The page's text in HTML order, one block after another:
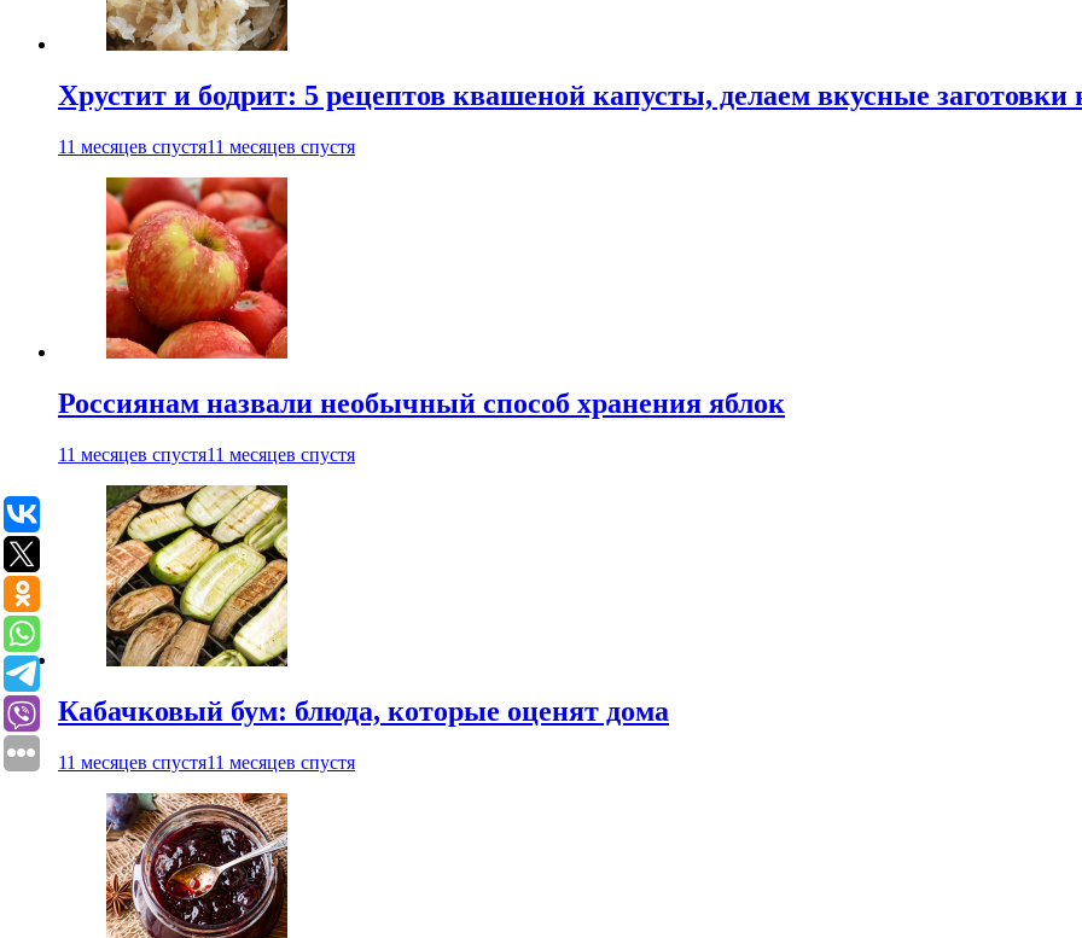
Хрустит и бодрит: 5 рецептов квашеной капусты, делаем вкусные заготовки
11 месяцев спустя11 месяцев спустя
Россиянам назвали необычный способ хранения яблок
11 месяцев спустя11 месяцев спустя
Кабачковый бум: блюда, которые оценят дома
11 месяцев спустя11 месяцев спустя